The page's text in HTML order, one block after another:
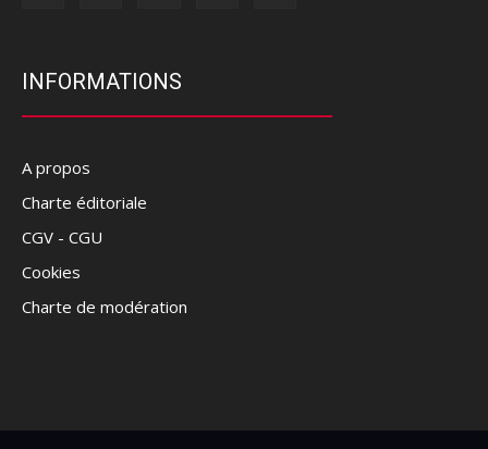
INFORMATIONS
A propos
Charte éditoriale
CGV - CGU
Cookies
Charte de modération